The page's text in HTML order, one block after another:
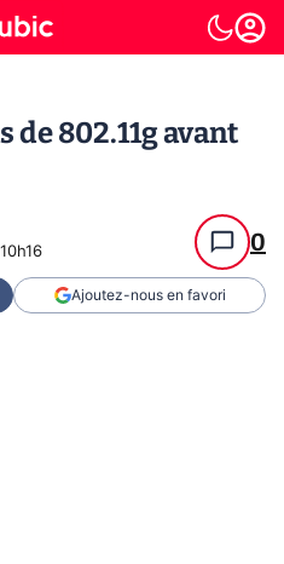
de 802.11g avant
0
Ajoutez-nous en favori